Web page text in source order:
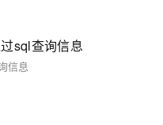
sql查询信息
信息